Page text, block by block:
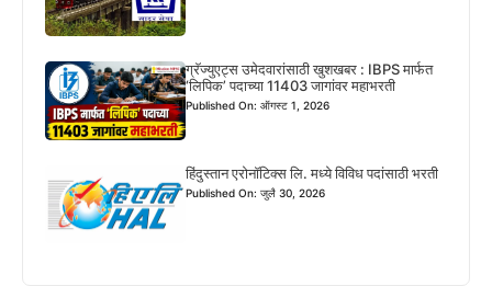
ग्रॅज्युएट्स उमेदवारांसाठी खुशखबर : IBPS मार्फत
‘लिपिक’ पदाच्या 11403 जागांवर महाभरती
Published On: ऑगस्ट 1, 2026
हिंदुस्तान एरोनॉटिक्स लि. मध्ये विविध पदांसाठी भरती
Published On: जुलै 30, 2026